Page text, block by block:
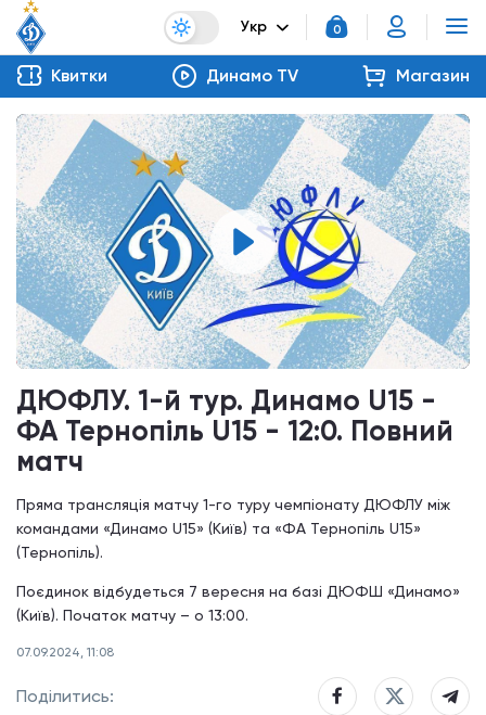
Укр 0
Квитки Динамо TV Магазин
ДЮФЛУ. 1-й тур. Динамо U15 -
ФА Тернопіль U15 - 12:0. Повний
матч
Пряма трансляція матчу 1-го туру чемпіонату ДЮФЛУ між
командами «Динамо U15» (Київ) та «ФА Тернопіль U15»
(Тернопіль).
Поєдинок відбудеться 7 вересня на базі ДЮФШ «Динамо»
(Київ). Початок матчу – о 13:00.
07.09.2024, 11:08
Поділитись: